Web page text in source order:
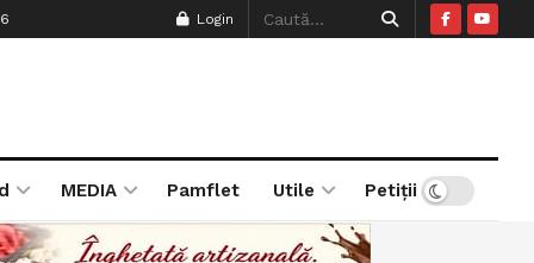
Login
MEDIA Pamflet Utile Petiții